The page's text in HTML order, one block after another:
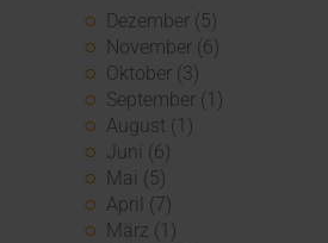
Dezember (5)
November (6)
Oktober (3)
September (1)
August (1)
Juni (6)
Mai (5)
April (7)
März (1)